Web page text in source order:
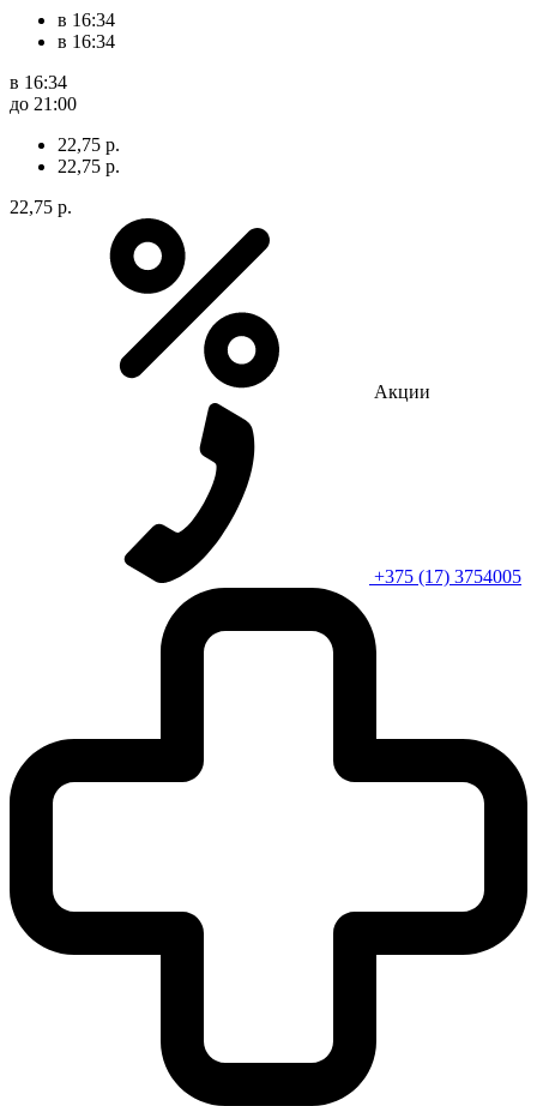
в 16:34
в 16:34
в 16:34
до 21:00
22,75 р.
22,75 р.
22,75 р.
Акции
+375 (17) 3754005